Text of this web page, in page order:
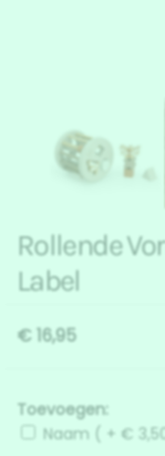
Rollende
Label
€ 16,95
Toevoegen:
Naam ( + €